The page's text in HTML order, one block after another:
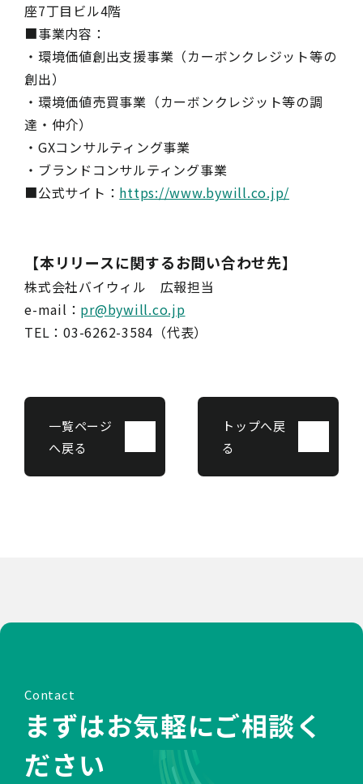
座7丁目ビル4階
■事業内容：
・環境価値創出支援事業（カーボンクレジット等の
創出）
・環境価値売買事業（カーボンクレジット等の調
達・仲介）
・GXコンサルティング事業
・ブランドコンサルティング事業
■公式サイト： https://www.bywill.co.jp/
【本リリースに関するお問い合わせ先】
株式会社バイウィル 広報担当
e-mail： pr@bywill.co.jp
TEL：03-6262-3584（代表）
一覧ページ
へ戻る
トップへ戻
る
Contact
まずはお気軽にご相談く
ださい